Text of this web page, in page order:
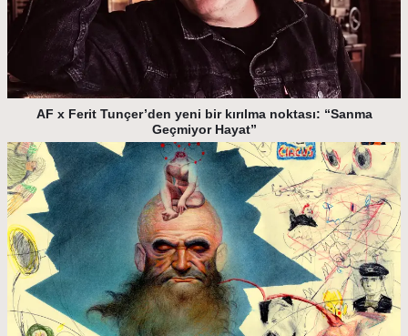
AF x Ferit Tunçer’den yeni bir kırılma noktası: “Sanma
Geçmiyor Hayat”